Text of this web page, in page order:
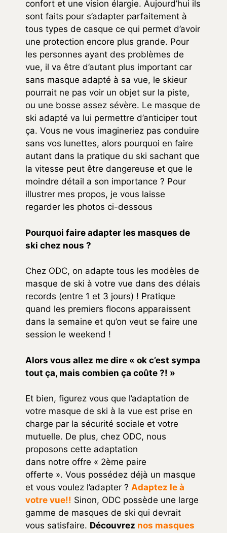
confort et une vision élargie. Aujourd’hui ils
sont faits pour s’adapter parfaitement à
tous types de casque ce qui permet d’avoir
une protection encore plus grande. Pour
les personnes ayant des problèmes de
vue, il va être d’autant plus important car
sans masque adapté à sa vue, le skieur
pourrait ne pas voir un objet sur la piste,
ou une bosse assez sévère. Le masque de
ski adapté va lui permettre d’anticiper tout
ça. Vous ne vous imagineriez pas conduire
sans vos lunettes, alors pourquoi en faire
autant dans la pratique du ski sachant que
la vitesse peut être dangereuse et que le
moindre détail a son importance ? Pour
illustrer mes propos, je vous laisse
regarder les photos ci-dessous
Pourquoi faire adapter les masques de
ski chez nous ?
Chez ODC, on adapte tous les modèles de
masque de ski à votre vue dans des délais
records (entre 1 et 3 jours) ! Pratique
quand les premiers flocons apparaissent
dans la semaine et qu’on veut se faire une
session le weekend !
Alors vous allez me dire « ok c’est sympa
tout ça, mais combien ça coûte ?! »
Et bien, figurez vous que l’adaptation de
votre masque de ski à la vue est prise en
charge par la sécurité sociale et votre
mutuelle. De plus, chez ODC, nous
proposons cette adaptation
dans notre offre « 2ème paire
offerte ». Vous possédez déjà un masque
et vous voulez l’adapter ? Adaptez le à
votre vue!! Sinon, ODC possède une large
gamme de masques de ski qui devrait
vous satisfaire. Découvrez nos masques